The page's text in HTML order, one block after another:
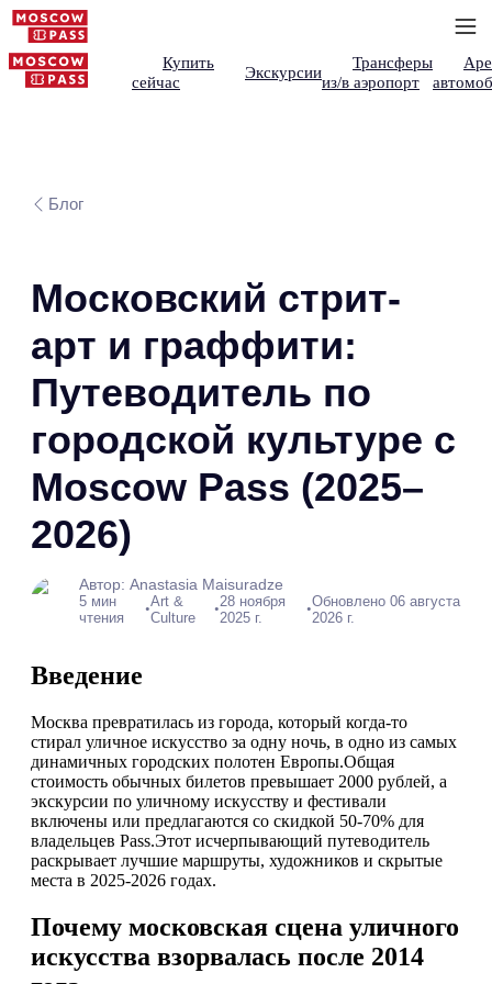
Купить
сейчас
Экскурсии
Трансферы
из/в аэропорт
Блог
Московский стрит-
арт и граффити:
Путеводитель по
городской культуре с
Moscow Pass (2025–
2026)
Автор: Anastasia Maisuradze
5 мин
чтения
•Art &
Culture
•28 ноября
2025 г.
•Обновлено 06 августа
2026 г.
Введение
Москва превратилась из города, который когда-то
стирал уличное искусство за одну ночь, в одно из самых
динамичных городских полотен Европы.Общая
стоимость обычных билетов превышает 2000 рублей, а
экскурсии по уличному искусству и фестивали
включены или предлагаются со скидкой 50-70% для
владельцев Pass.Этот исчерпывающий путеводитель
раскрывает лучшие маршруты, художников и скрытые
места в 2025-2026 годах.
Почему московская сцена уличного
искусства взорвалась после 2014